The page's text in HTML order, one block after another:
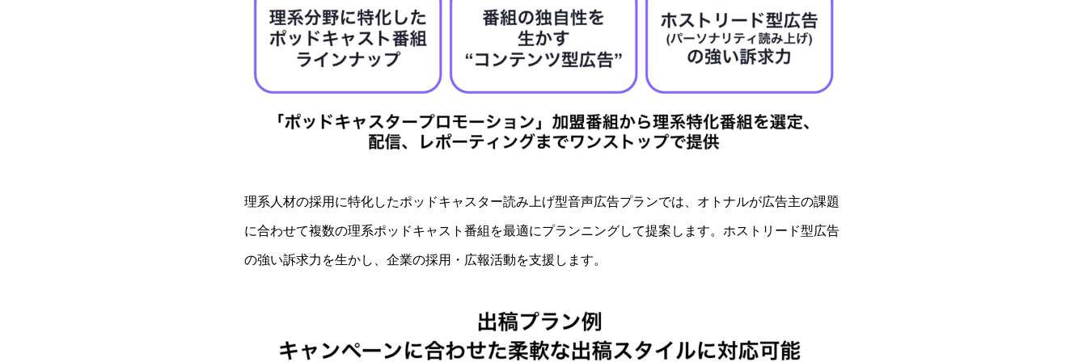
理系人材の採用に特化したポッドキャスター読み上げ型音声広告プランでは、オトナルが広告主の課題
に合わせて複数の理系ポッドキャスト番組を最適にプランニングして提案します。ホストリード型広告
の強い訴求力を生かし、企業の採用・広報活動を支援します。